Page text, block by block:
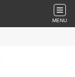
MENU